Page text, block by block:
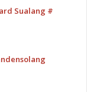
Sualang #